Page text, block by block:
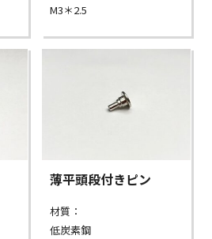
M3＊2.5
薄平頭段付きピン
材質：
低炭素鋼